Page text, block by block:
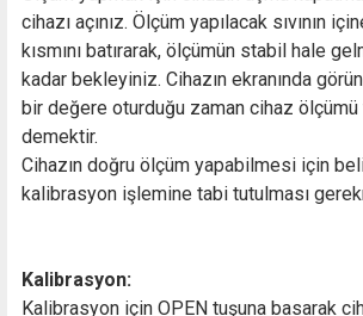
cihazı açınız. Ölçüm yapılacak sıvının
kısmını batırarak, ölçümün stabil hale
kadar bekleyiniz. Cihazın ekranında
bir değere oturduğu zaman cihaz ölçümü
demektir.
Cihazın doğru ölçüm yapabilmesi için
kalibrasyon işlemine tabi tutulması
Kalibrasyon:
Kalibrasyon için OPEN tuşuna basarak